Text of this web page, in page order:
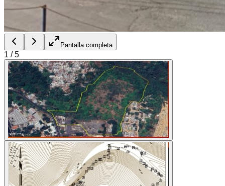
Pantalla completa
1 /5